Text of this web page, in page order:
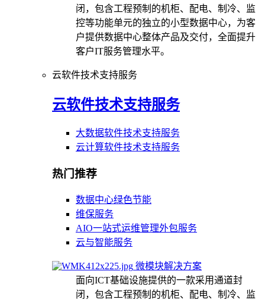
闭，包含工程预制的机柜、配电、制冷、监
控等功能单元的独立的小型数据中心，为客
户提供数据中心整体产品及交付，全面提升
客户IT服务管理水平。
云软件技术支持服务
云软件技术支持服务
大数据软件技术支持服务
云计算软件技术支持服务
热门推荐
数据中心绿色节能
维保服务
AIO一站式运维管理外包服务
云与智能服务
微模块解决方案
面向ICT基础设施提供的一款采用通道封
闭，包含工程预制的机柜、配电、制冷、监